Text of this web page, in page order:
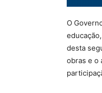
O
desta
obras e o